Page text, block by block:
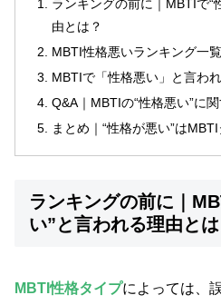
ランキングの前に｜MBTIで“
由とは？
MBTI性格悪いランキング一
MBTIで「性格悪い」と言わ
Q&A｜MBTIの“性格悪い”に
まとめ｜“性格が悪い”は
ランキングの前に｜
い”と言われる理由とは
MBTI性格タイプによっては、